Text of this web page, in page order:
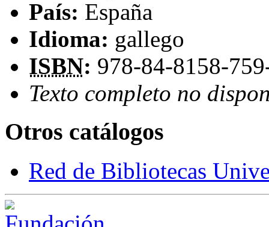
País: España
Idioma: gallego
ISBN: 978-84-8158-
Texto completo no
Otros catálogos
Red de Bibliotecas